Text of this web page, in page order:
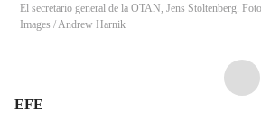
El secretario general de la OTAN, Jens Stoltenberg.
Images /Andrew Harnik
EFE